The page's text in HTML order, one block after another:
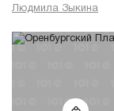
Людмила Зыкина